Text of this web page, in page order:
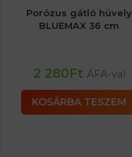
Porózus gátló hüvely
BLUEMAX 36 cm
2 280Ft ÁFA-val
KOSÁRBA TESZEM